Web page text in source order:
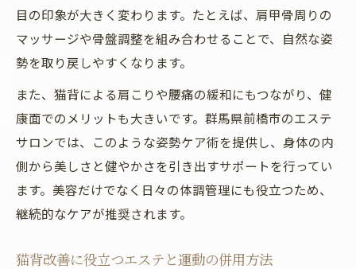
目の印象が大きく変わります。たとえば、肩甲骨周りの
マッサージや骨盤調整を組み合わせることで、自然な姿
勢を取り戻しやすくなります。
また、猫背による肩こりや腰痛の緩和にもつながり、健
康面でのメリットも大きいです。群馬県前橋市のエステ
サロンでは、このような姿勢ケア術を提供し、身体の内
側から美しさと健やかさを引き出すサポートを行ってい
ます。美容だけでなく日々の体調管理にも役立つため、
継続的なケアが推奨されます。
猫背改善に役立つエステと運動の併用方法